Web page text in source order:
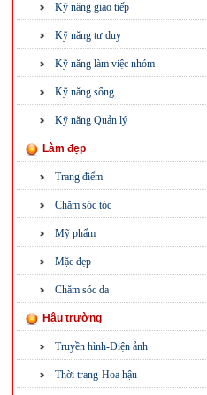
Kỹ năng giao tiếp
Kỹ năng tư duy
Kỹ năng làm việc nhóm
Kỹ năng sống
Kỹ năng Quản lý
Làm đẹp
Trang điểm
Chăm sóc tóc
Mỹ phẩm
Mặc đẹp
Chăm sóc da
Hậu trường
Truyền hình-Điện ảnh
Thời trang-Hoa hậu